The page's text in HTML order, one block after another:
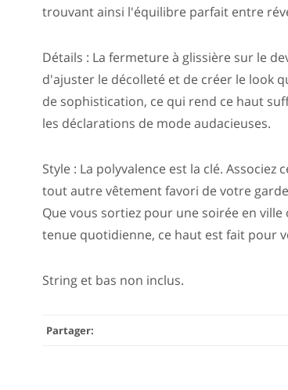
trouvant ainsi l'équilibre parfait entre
Détails : La fermeture à glissière sur le
d'ajuster le décolleté et de créer le look
de sophistication, ce qui rend ce haut
les déclarations de mode audacieuses.
Style : La polyvalence est la clé.
tout autre vêtement favori de votre
Que vous sortiez pour une soirée en
tenue quotidienne, ce haut est fait pour
String et bas non inclus.
Partager: